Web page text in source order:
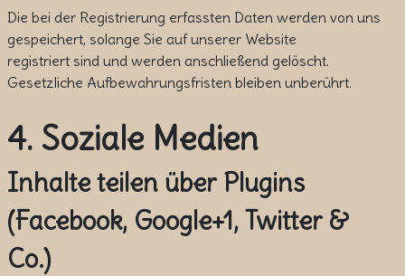
Die bei der Registrierung erfassten Daten werden von uns
gespeichert, solange Sie auf unserer Website
registriert sind und werden anschließend gelöscht.
Gesetzliche Aufbewahrungsfristen bleiben unberührt.
4. Soziale Medien
Inhalte teilen über Plugins
(Facebook, Google+1, Twitter &
Co.)